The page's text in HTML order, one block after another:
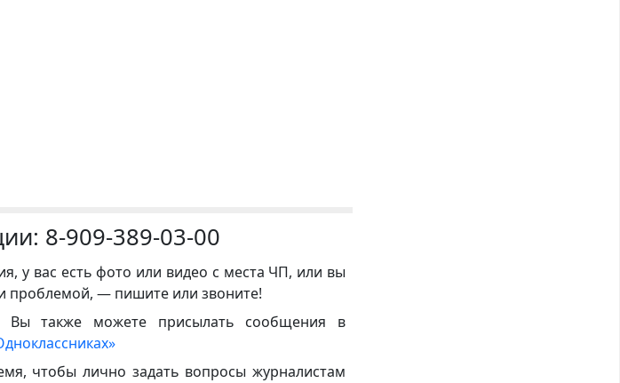
8-909-389-03-00
у вас есть фото или видео с места ЧП, или вы
проблемой, — пишите или звоните!
Вы также можете присылать сообщения в
чтобы лично задать вопросы журналистам